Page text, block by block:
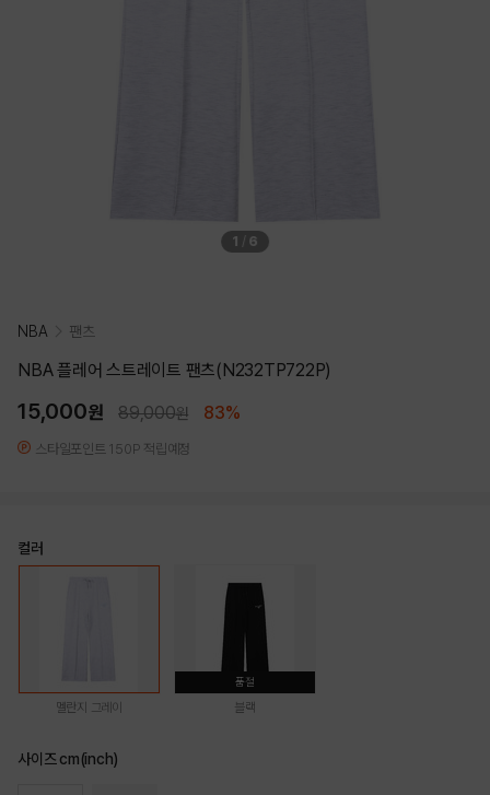
1 / 6
NBA 팬츠
NBA 플레어 스트레이트 팬츠(N232TP722P)
15,000원 89,000원 83%
스타일포인트 150P 적립예정
컬러
멜란지 그레이
품절
블랙
사이즈 cm(inch)